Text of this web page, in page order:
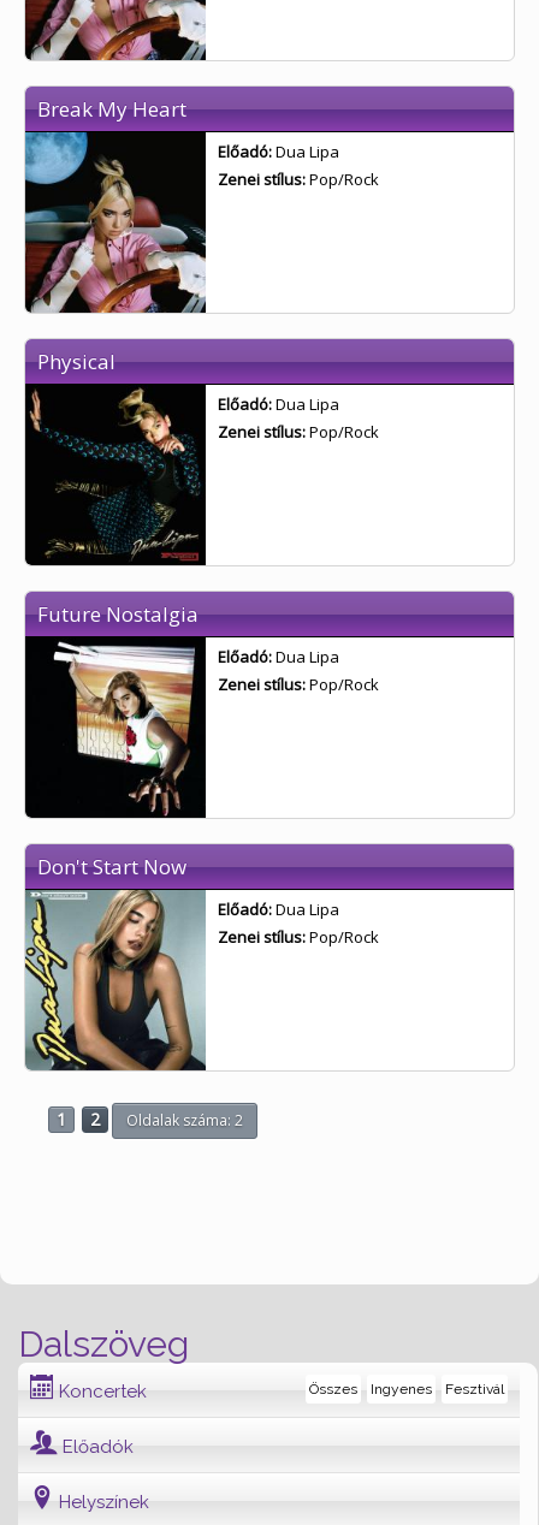
Dalszöveg
Koncertek Fesztivál
Ingyenes
Összes
Előadók
Helyszínek
Break My Heart
Előadó:Dua Lipa
Zenei stílus:Pop/Rock
Physical
Előadó:Dua Lipa
Zenei stílus:Pop/Rock
Future Nostalgia
Előadó:Dua Lipa
Zenei stílus:Pop/Rock
Don't Start Now
Előadó:Dua Lipa
Zenei stílus:Pop/Rock
1 2 Oldalak száma: 2